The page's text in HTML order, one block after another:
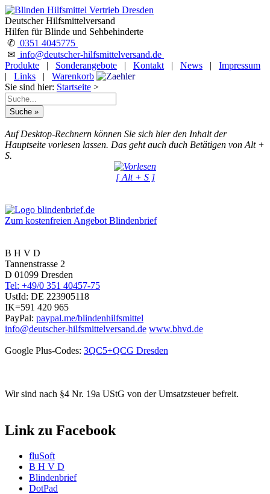
Deutscher Hilfsmittelversand
Hilfen für Blinde und Sehbehinderte
✆ 0351 4045775
✉ info@deutscher-hilfsmittelversand.de
Produkte
| Sonderangebote | Kontakt | News |
Impressum
|
Links |
Warenkorb
Sie sind hier: Startseite >
Auf Desktop-Rechnern können Sie sich hier den Inhalt der
Hauptseite vorlesen lassen. Das geht auch duch Betätigen von Alt +
S.
[ Alt + S ]
Zum kostenfreien Angebot Blindenbrief
B H V D
Tannenstrasse 2
D 01099 Dresden
Tel: +49/0 351 40457-75
UstId: DE 223905118
IK=591 420 965
PayPal: paypal.me/blindenhilfsmittel
info@deutscher-hilfsmittelversand.de www.bhvd.de
Google Plus-Codes: 3QC5+QCG Dresden
Wir sind nach §4 Nr. 19a UStG von der Umsatzsteuer befreit.
Link zu Facebook
fluSoft
B H V D
Blindenbrief
DotPad